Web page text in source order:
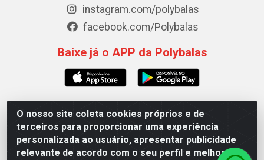
O nosso site coleta cookies próprios e de
terceiros para proporcionar uma experiência
personalizada ao usuário, apresentar publicidade
relevante de acordo com o seu perfil e melhorar a
instagram.com/polybalas
facebook.com/Polybalas
Baixe já o APP da Polybalas
Polybalas - Rua João Miguel de Souza, 173 Galpão B -
Ernesto Geisel, João Pessoa/PB - CEP 58.075-075 - CNPJ
00.909.327/0002-61